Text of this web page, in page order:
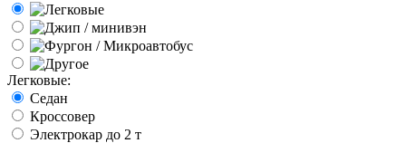
Легковые:
Седан
Кроссовер
Электрокар до 2 т